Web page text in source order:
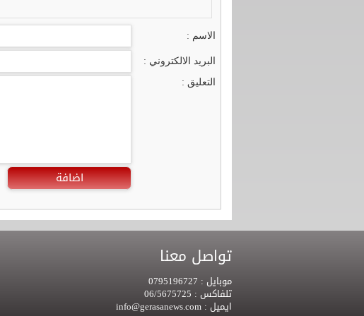
الاسم :
البريد الالكتروني :
التعليق :
اضافة
تواصل معنا
موبايل :
تلفاكس :
ايميل :